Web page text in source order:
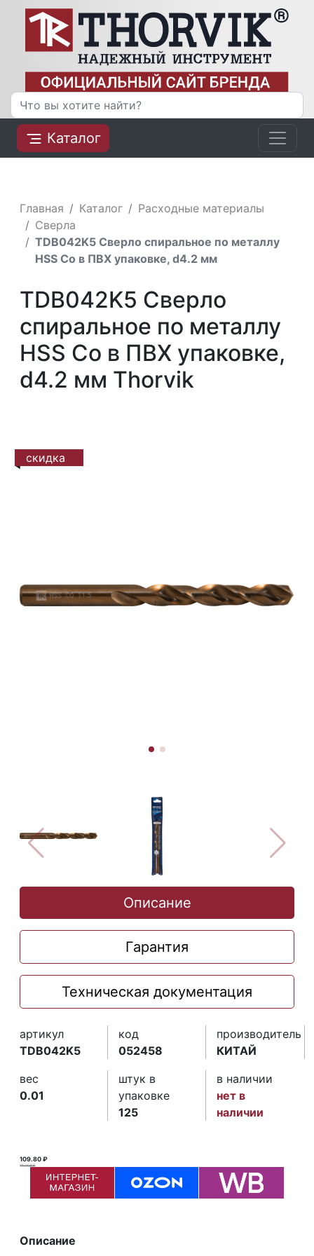
Каталог
Главная Каталог
Расходные материалы
Сверла
TDB042K5 Сверло спиральное по металлу
HSS Co в ПВХ упаковке, d4.2 мм
TDB042K5 Сверло
спиральное по металлу
HSS Co в ПВХ упаковке,
d4.2 мм Thorvik
скидка
Описание
Гарантия
Техническая документация
артикул
TDB042K5
код
052458
производитель
КИТАЙ
вес
0.01
штук в
упаковке
125
в наличии
нет в
наличии
109.80 ₽
110.00 ₽ ₽
Описание